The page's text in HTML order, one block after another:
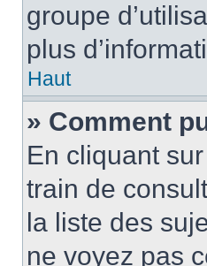
groupe
plus
Haut
» Comment
En cliquant
train de
la liste des
ne voyez pas